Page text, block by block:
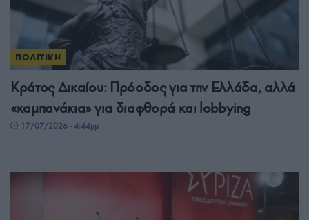
ΠΟΛΙΤΙΚΗ
Κράτος Δικαίου: Πρόοδος για την Ελλάδα, αλλά
«καμπανάκια» για διαφθορά και lobbying
17/07/2026 - 4:44μμ